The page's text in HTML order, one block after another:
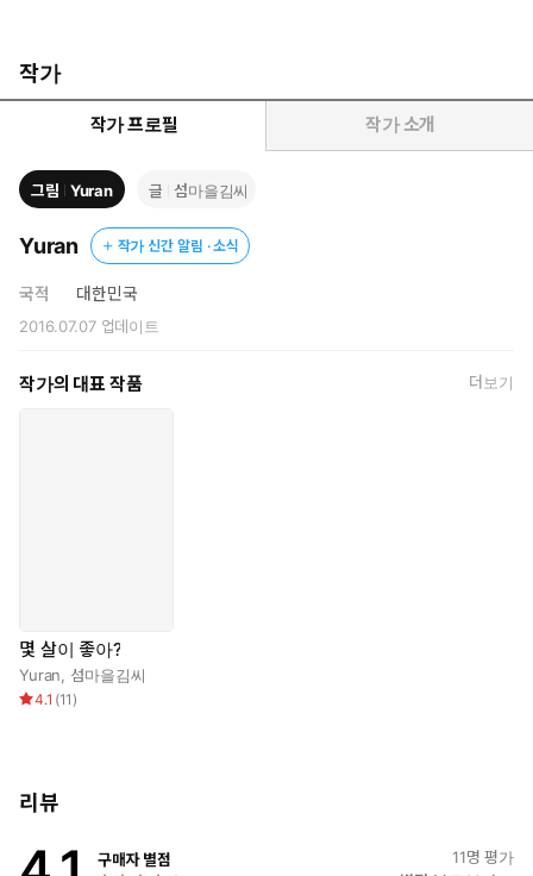
작가
작가 프로필 작가 소개
그림 Yuran 글 섬마을김씨
Yuran 작가 신간 알림 · 소식
국적 대한민국
2016.07.07업데이트
작가의 대표 작품 더보기
몇 살이 좋아?
Yuran, 섬마을김씨
4.1 (11 )
리뷰
구매자 별점 11명 평가